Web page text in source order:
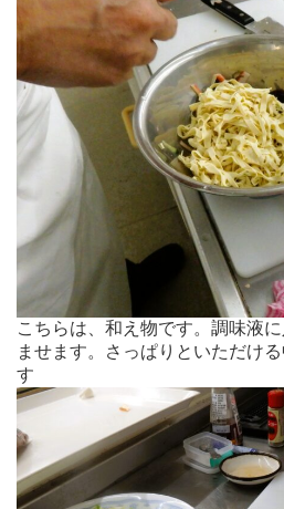
こちらは、和え物です。調味液
ませます。さっぱりといただけ
す